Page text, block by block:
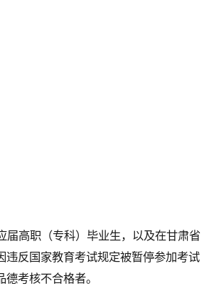
高职（专科）毕业生，以及在甘肃省
反国家教育考试规定被暂停参加考试
考核不合格者。